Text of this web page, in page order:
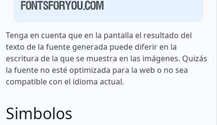
fontsforyou.com
Tenga en cuenta que en la pantalla el resultado del
texto de la fuente generada puede diferir en la
escritura de la que se muestra en las imágenes. Quizás
la fuente no esté optimizada para la web o no sea
compatible con el idioma actual.
Simbolos